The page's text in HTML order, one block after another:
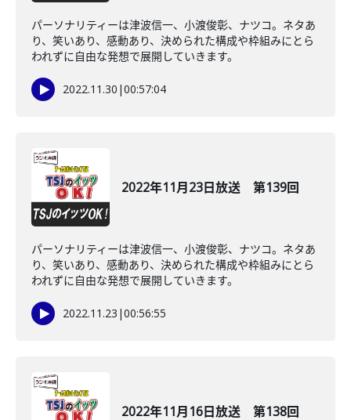
パーソナリティーは津波信一、小渡俊彰、ナツコ。ネタあ
り、笑いあり、感動あり、決められた構成や枠組みにとら
われずに自由な発想で展開していきます。
2022.11.30 |00:57:04
2022年11月23日放送 第139回
パーソナリティーは津波信一、小渡俊彰、ナツコ。ネタあ
り、笑いあり、感動あり、決められた構成や枠組みにとら
われずに自由な発想で展開していきます。
2022.11.23 |00:56:55
2022年11月16日放送 第138回